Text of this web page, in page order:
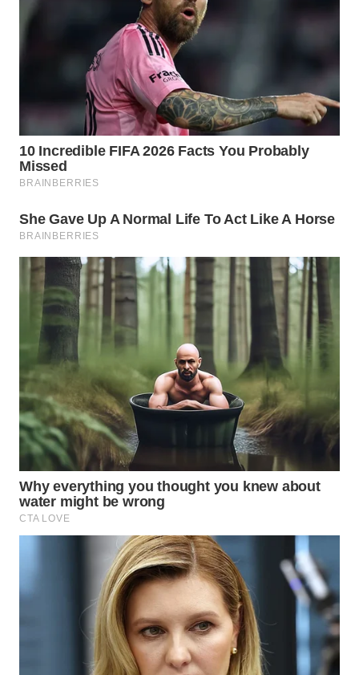
WN
SEMARANG
WN
SOLO
WN
BOROBUDUR
WN
MADURA
SURABAYA
WN
NATUNA
WN
BINTAN
WN
MANDALIKA